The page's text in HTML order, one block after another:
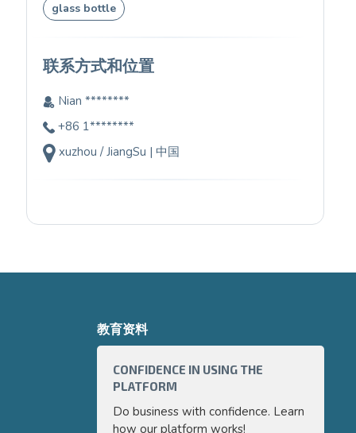
glass bottle
联系方式和位置
Nian ********
+86 1********
xuzhou / JiangSu | 中国
教育资料
CONFIDENCE IN USING THE
PLATFORM
Do business with confidence. Learn
how our platform works!